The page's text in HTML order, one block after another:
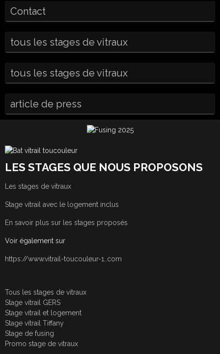
Contact
tous les stages de vitraux
tous les stages de vitraux
article de press
LES STAGES QUE NOUS PROPOSONS
Les stages de vitraux
Stage vitrail avec le logement inclus
En savoir plus sur les stages proposés
Voir également sur
https://www.vitrail-toucouleur-1..com
Tous les stages de vitraux
Stage vitrail GERS
Stage vitrail et logement
Stage vitrail Tiffany
Stage de fusing
Promo stage de vitraux